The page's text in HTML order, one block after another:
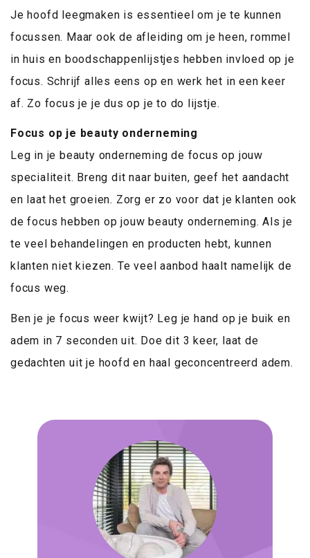
Je hoofd leegmaken is essentieel om je te kunnen
focussen. Maar ook de afleiding om je heen, rommel
in huis en boodschappenlijstjes hebben invloed op je
focus. Schrijf alles eens op en werk het in een keer
af. Zo focus je je dus op je to do lijstje.
Focus op je beauty onderneming
Leg in je beauty onderneming de focus op jouw
specialiteit. Breng dit naar buiten, geef het aandacht
en laat het groeien. Zorg er zo voor dat je klanten ook
de focus hebben op jouw beauty onderneming. Als je
te veel behandelingen en producten hebt, kunnen
klanten niet kiezen. Te veel aanbod haalt namelijk de
focus weg.
Ben je je focus weer kwijt? Leg je hand op je buik en
adem in 7 seconden uit. Doe dit 3 keer, laat de
gedachten uit je hoofd en haal geconcentreerd adem.